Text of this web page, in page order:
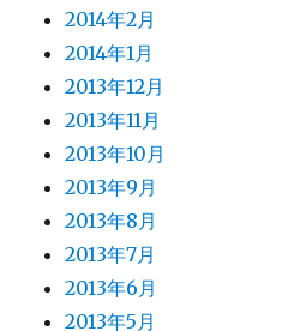
2014年2月
2014年1月
2013年12月
2013年11月
2013年10月
2013年9月
2013年8月
2013年7月
2013年6月
2013年5月